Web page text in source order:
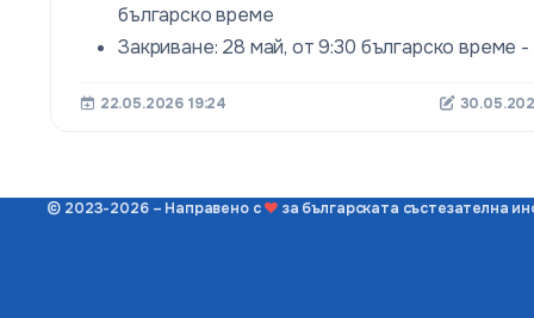
българско време
Закриване: 28 май, от 9:30 българско време -
22.05.2026 19:24
© 2023-2026 – Направено с❤ за българската състезателна